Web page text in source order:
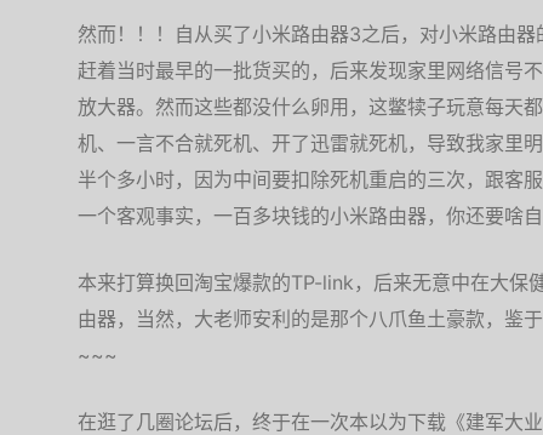
然而！！！自从买了小米路由器3之后，对小米路由
赶着当时最早的一批货买的，后来发现家里网络信号
放大器。然而这些都没什么卵用，这鳖犊子玩意每天
机、一言不合就死机、开了迅雷就死机，导致我家里
半个多小时，因为中间要扣除死机重启的三次，跟客
一个客观事实，一百多块钱的小米路由器，你还要啥
本来打算换回淘宝爆款的TP-link，后来无意中在大保
由器，当然，大老师安利的是那个八爪鱼土豪款，鉴
~~~
在逛了几圈论坛后，终于在一次本以为下载《建军大